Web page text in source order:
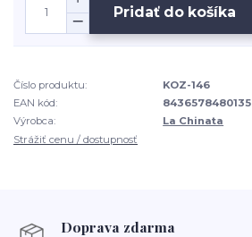
Pridať do košíka
Číslo produktu:
KOZ-146
EAN kód:
8436578480135
Výrobca:
La Chinata
Strážiť cenu / dostupnosť
Doprava zdarma